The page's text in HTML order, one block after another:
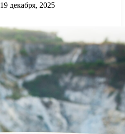
19 декабря, 2025